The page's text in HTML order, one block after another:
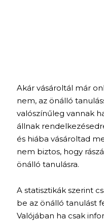
Akár vásároltál már
nem, az önálló
valószínűleg vannak
állnak
és hiába vásároltad
nem biztos, hogy
önálló tanulásra.
A statisztikák szerint
be az önálló tanulást
Valójában ha csak